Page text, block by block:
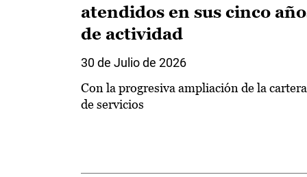
atendidos en sus cinco
de actividad
30 de Julio de 2026
Con la progresiva ampliación de la cartera
de servicios